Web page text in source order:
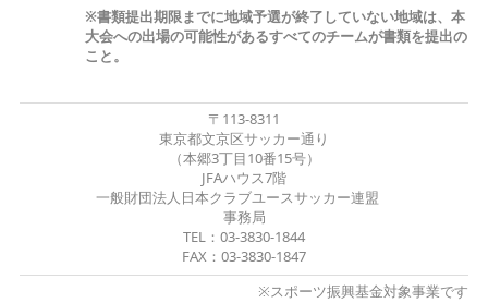
※書類提出期限までに地域予選が終了していない地域は、本
大会への出場の可能性があるすべてのチームが書類を提出の
こと。
〒113-8311
東京都文京区サッカー通り
（本郷3丁目10番15号）
JFAハウス7階
一般財団法人日本クラブユースサッカー連盟
事務局
TEL：03-3830-1844
FAX：03-3830-1847
※スポーツ振興基金対象事業です